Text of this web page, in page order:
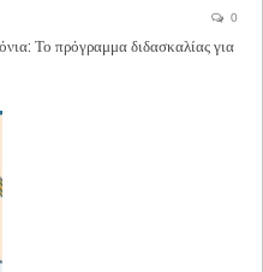
0
Το πρόγραμμα διδασκαλίας για